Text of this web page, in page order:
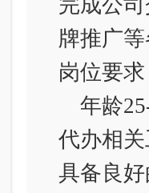
完成公
牌推广
岗位要
年龄
代办相
具备良